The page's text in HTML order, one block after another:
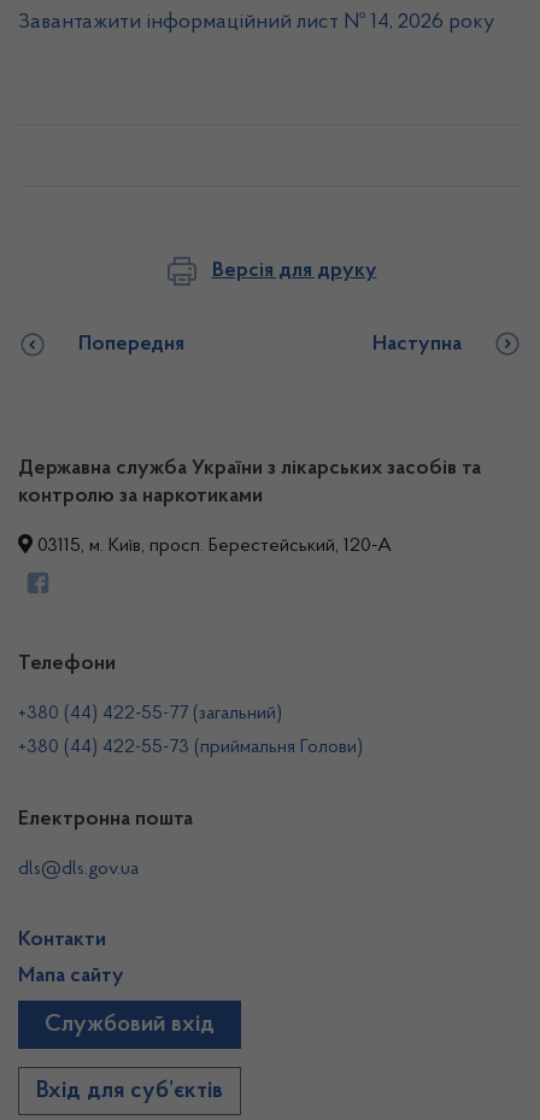
Завантажити інформаційний лист № 14, 2026 року
Версія для друку
Попередня Наступна
Державна служба України з лікарських засобів та
контролю за наркотиками
03115, м. Київ, просп. Берестейський, 120-А
Телефони
+380 (44) 422-55-77 (загальний)
+380 (44) 422-55-73 (приймальня Голови)
Електронна пошта
dls@dls.gov.ua
Контакти
Мапа сайту
Службовий вхід
Вхід для суб’єктів